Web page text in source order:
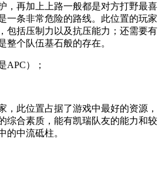
，再加上上路一般都是对方打野最喜
一条非常危险的路线。此位置的玩家
包括压制力以及抗压能力；还需要有
整个队伍基石般的存在。
APC）；
，此位置占据了游戏中最好的资源，
综合素质，能有凯瑞队友的能力和较
的中流砥柱。